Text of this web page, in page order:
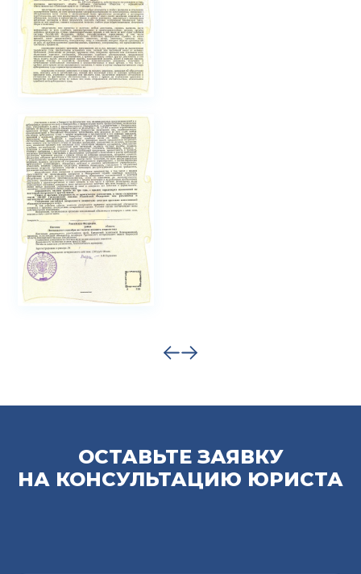
ОСТАВЬТЕ ЗАЯВКУ
НА КОНСУЛЬТАЦИЮ ЮРИСТА